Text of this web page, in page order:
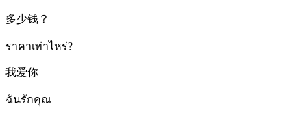
多少钱？
ราคาเท่าไหร่?
我爱你
ฉันรักคุณ